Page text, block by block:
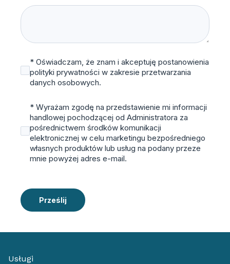
* Oświadczam, że znam i akceptuję postanowienia
polityki prywatności w zakresie przetwarzania
danych osobowych.
* Wyrażam zgodę na przedstawienie mi informacji
handlowej pochodzącej od Administratora za
pośrednictwem środków komunikacji
elektronicznej w celu marketingu bezpośredniego
własnych produktów lub usług na podany przeze
mnie powyżej adres e-mail.
Prześlij
Usługi